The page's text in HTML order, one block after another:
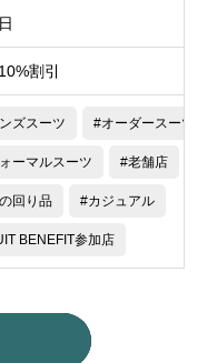
割引
ズスーツ #オーダースーツ
ーマルスーツ #老舗店
回り品 #カジュアル
BENEFIT参加店